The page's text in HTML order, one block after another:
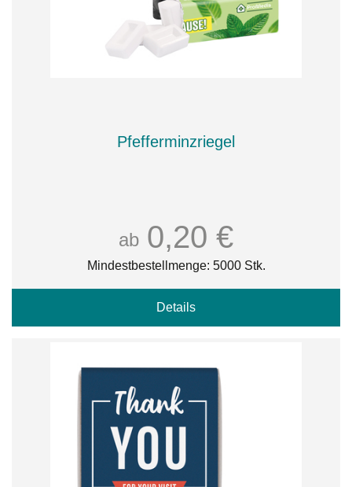
Pfefferminzriegel
ab 0,20 €
Mindestbestellmenge: 5000 Stk.
Details